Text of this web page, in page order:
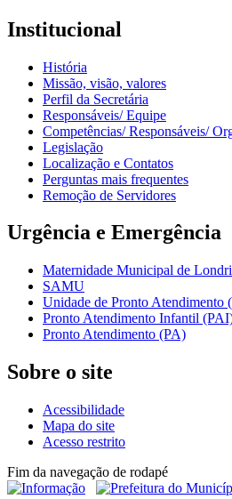
Institucional
História
Missão, visão, valores
Perfil da Secretária
Responsáveis/ Equipe
Competências/ Responsáveis/
Legislação
Localização e Contatos
Perguntas mais frequentes
Remoção de Servidores
Urgência e Emergência
Maternidade Municipal de
SAMU
Unidade de Pronto Atendimento
Pronto Atendimento Infantil
Pronto Atendimento (PA)
Sobre o site
Acessibilidade
Mapa do site
Acesso restrito
Fim da navegação de rodapé